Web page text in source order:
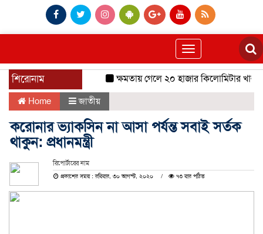
Toggle
navigation
শিরোনাম ক্ষমতায় গেলে ২০ হাজার কিলোমিটার খাল
Home জাতীয়
করোনার ভ্যাকসিন না আসা পর্যন্ত সবাই সর্তক
থাকুন: প্রধানমন্ত্রী
রিপোর্টারের নাম
প্রকাশের সময় : রবিবার, ৩০ আগস্ট, ২০২০
৭৩ বার পঠিত